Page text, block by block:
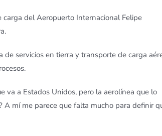
del Aeropuerto Internacional Felipe
de servicios en tierra y transporte de carga
va a Estados Unidos, pero la aerolínea que lo
A mí me parece que falta mucho para definir